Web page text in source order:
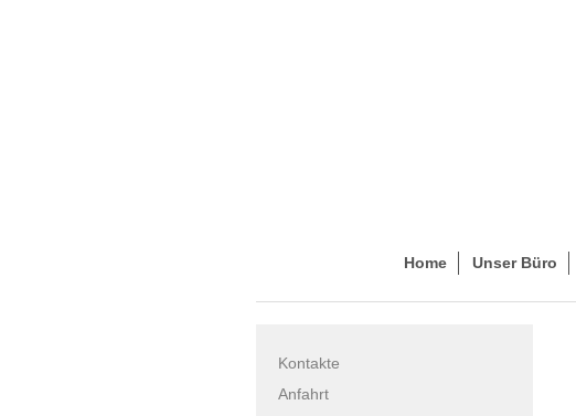
Home Unser Büro
Kontakte
Anfahrt